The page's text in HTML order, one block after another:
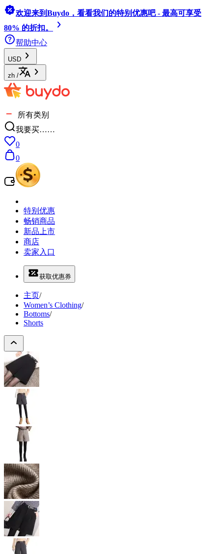
欢迎来到Buydo，看看我们的特别优惠吧 - 最高可享受
80% 的折扣。
帮助中心
USD
zh /
所有类别
我要买……
0
0
特别优惠
畅销商品
新品上市
商店
卖家入口
获取优惠券
主页/
Women’s Clothing/
Bottoms/
Shorts